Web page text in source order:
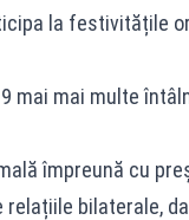
la festivitățile
mai mai multe
împreună cu
relațiile bilaterale,